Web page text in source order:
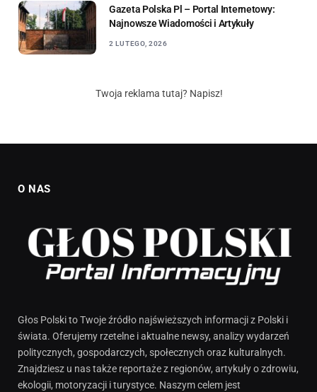
Gazeta Polska Pl – Portal Internetowy:
Najnowsze Wiadomości i Artykuły
2 LUTEGO, 2026
Twoja reklama tutaj? Napisz!
O NAS
Głos Polski to Twoje źródło najświeższych informacji z Polski i
świata. Oferujemy rzetelne i aktualne newsy, analizy wydarzeń
politycznych, gospodarczych, społecznych oraz kulturalnych.
Znajdziesz u nas także reportaże z regionów, artykuły o zdrowiu,
ekologii, motoryzacji i turystyce. Naszym celem jest